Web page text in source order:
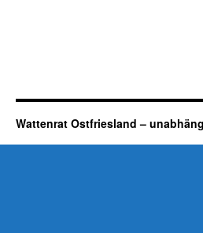
Wattenrat Ostfriesland –